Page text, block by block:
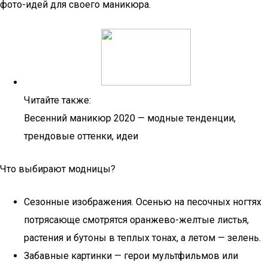
фото-идей для своего маникюра.
Читайте также:
Весенний маникюр 2020 — модные тенденции,
трендовые оттенки, идеи
Что выбирают модницы?
Сезонные изображения. Осенью на песочных ногтях
потрясающе смотрятся оранжево-желтые листья,
растения и бутоны в теплых тонах, а летом — зелень.
Забавные картинки — герои мультфильмов или